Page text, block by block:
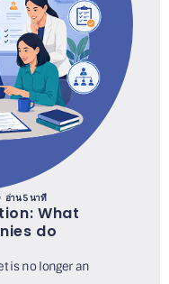
อ่าน 5 นาที
What
do
is no longer an